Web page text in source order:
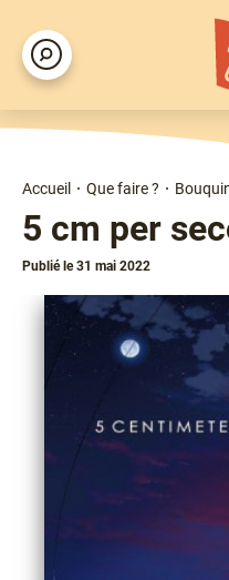
Aller
au
contenu
principal
Rechercher
d'Ariane
Accueil Que faire ?
5 cm per
Publié le 31 mai 2022